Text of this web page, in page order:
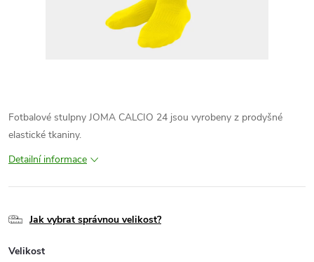
Fotbalové stulpny JOMA CALCIO 24 jsou vyrobeny z prodyšné
elastické tkaniny.
Detailní informace
Jak vybrat správnou velikost?
Velikost